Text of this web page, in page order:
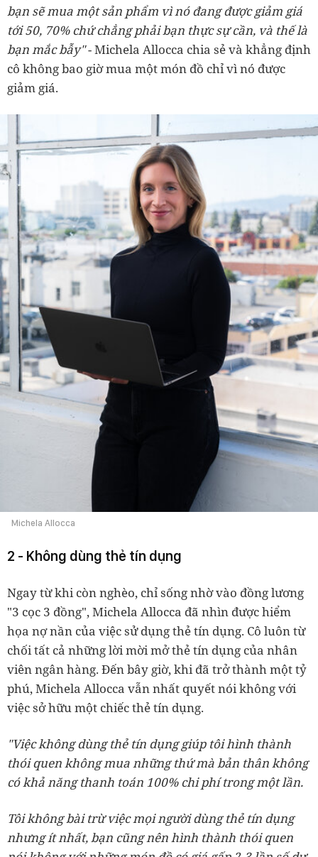
bạn sẽ mua một sản phẩm vì nó đang được giảm giá
tới 50, 70% chứ chẳng phải bạn thực sự cần, và thế là
bạn mắc bẫy"- Michela Allocca chia sẻ và khẳng định
cô không bao giờ mua một món đồ chỉ vì nó được
giảm giá.
Michela Allocca
2 - Không dùng thẻ tín dụng
Ngay từ khi còn nghèo, chỉ sống nhờ vào đồng lương
"3 cọc 3 đồng", Michela Allocca đã nhìn được hiểm
họa nợ nần của việc sử dụng thẻ tín dụng. Cô luôn từ
chối tất cả những lời mời mở thẻ tín dụng của nhân
viên ngân hàng. Đến bây giờ, khi đã trở thành một tỷ
phú, Michela Allocca vẫn nhất quyết nói không với
việc sở hữu một chiếc thẻ tín dụng.
"Việc không dùng thẻ tín dụng giúp tôi hình thành
thói quen không mua những thứ mà bản thân không
có khả năng thanh toán 100% chi phí trong một lần.
Tôi không bài trừ việc mọi người dùng thẻ tín dụng
nhưng ít nhất, bạn cũng nên hình thành thói quen